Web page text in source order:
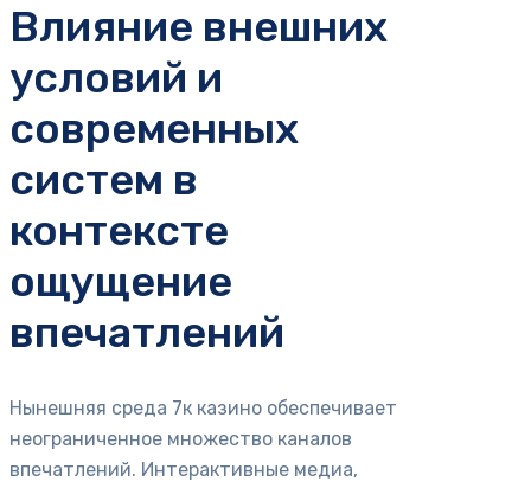
Влияние внешних
условий и
современных
систем в
контексте
ощущение
впечатлений
Нынешняя среда 7к казино обеспечивает
неограниченное множество каналов
впечатлений. Интерактивные медиа,